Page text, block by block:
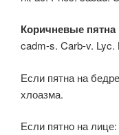
Коричневые
cadm-s. Carb-v. Lyc.
Если пятна на
хлоазма.
Если пятно на